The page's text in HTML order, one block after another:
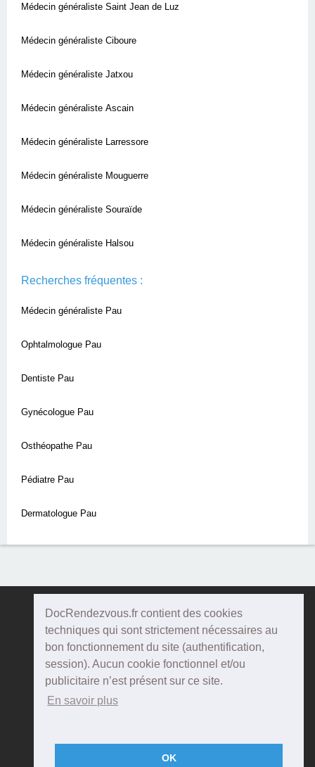
DocRendezvous.fr contient des cookies
techniques qui sont strictement nécessaires au
bon fonctionnement du site (authentification,
session). Aucun cookie fonctionnel et/ou
publicitaire n’est présent sur ce site.
En savoir plus
OK
Médecin généraliste Saint Jean de Luz
Médecin généraliste Ciboure
Médecin généraliste Jatxou
Médecin généraliste Ascain
Médecin généraliste Larressore
Médecin généraliste Mouguerre
Médecin généraliste Souraïde
Médecin généraliste Halsou
Recherches fréquentes :
Médecin généraliste Pau
Ophtalmologue Pau
Dentiste Pau
Gynécologue Pau
Osthéopathe Pau
Pédiatre Pau
Dermatologue Pau
DocRendezvous
Qui sommes-nous ?
Conditions Générales d'utilisation